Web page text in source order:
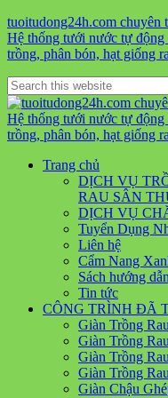
tuoitudong24h.com chuyên
Hệ thống tưới nước tự động
trồng, phân bón, hạt giống
Trang chủ
DỊCH VỤ
RAU SÂN
DỊCH VỤ
Tuyển Dụng
Liên hệ
Cẩm Nang
Sách hướng
Tin tức
CÔNG TRÌNH ĐÃ
Giàn Trồng
Giàn Trồng
Giàn Trồng
Giàn Trồng
Giàn Chậu